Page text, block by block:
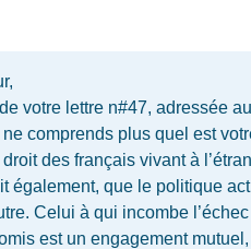
votre lettre n#47, adressée
comprends plus quel est
des français vivant à
également, que le politique
Celui à qui incombe
est un engagement